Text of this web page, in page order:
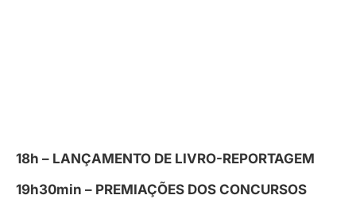
18h – LANÇAMENTO DE LIVRO-REPORTAGEM
19h30min – PREMIAÇÕES DOS CONCURSOS